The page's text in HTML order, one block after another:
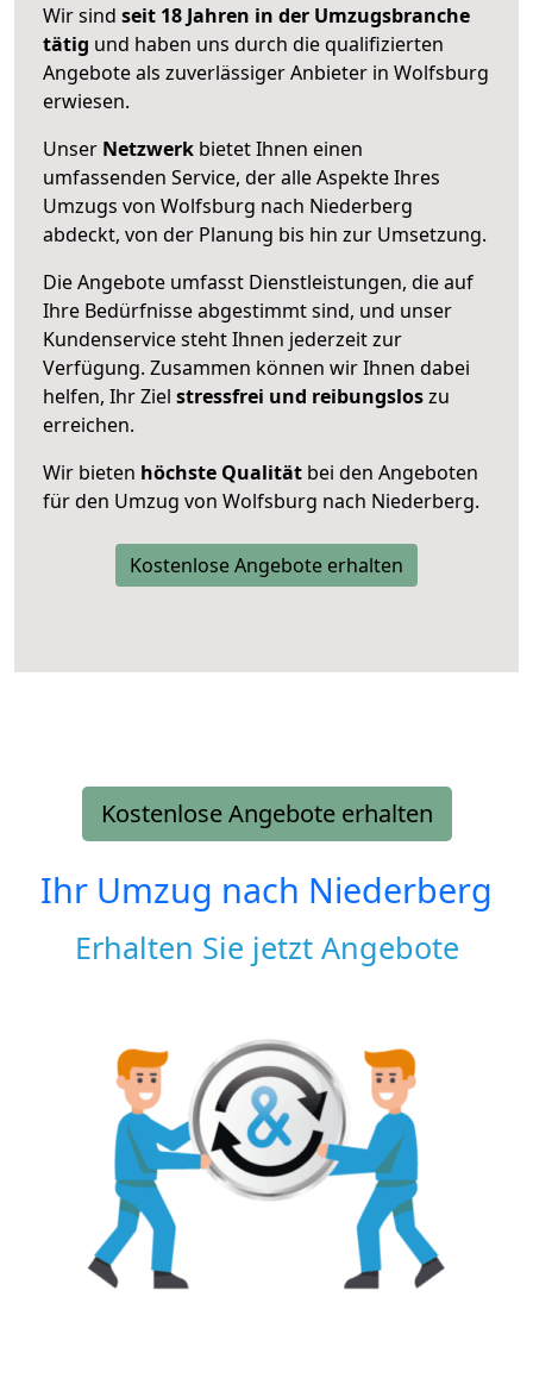
Wir sind seit 18 Jahren in der Umzugsbranche
tätig und haben uns durch die qualifizierten
Angebote als zuverlässiger Anbieter in Wolfsburg
erwiesen.
Unser Netzwerk bietet Ihnen einen
umfassenden Service, der alle Aspekte Ihres
Umzugs von Wolfsburg nach Niederberg
abdeckt, von der Planung bis hin zur Umsetzung.
Die Angebote umfasst Dienstleistungen, die auf
Ihre Bedürfnisse abgestimmt sind, und unser
Kundenservice steht Ihnen jederzeit zur
Verfügung. Zusammen können wir Ihnen dabei
helfen, Ihr Ziel stressfrei und reibungsloszu
erreichen.
Wir bieten höchste Qualität bei den Angeboten
für den Umzug von Wolfsburg nach Niederberg.
Kostenlose Angebote erhalten
Kostenlose Angebote erhalten
Ihr Umzug nach Niederberg
Erhalten Sie jetzt Angebote